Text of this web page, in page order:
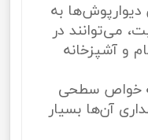
دیوارپوش‌ها به
می‌توانند در
و آشپزخانه
خواص سطحی
آن‌ها بسیار